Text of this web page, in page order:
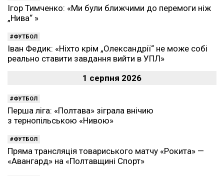
Ігор Тимченко: «Ми були ближчими до перемоги ніж
„Нива“ »
ФУТБОЛ
Іван Федик: «Ніхто крім „Олександрії“ не може собі
реально ставити завдання вийти в УПЛ»
1 серпня 2026
ФУТБОЛ
Перша ліга: «Полтава» зіграла внічию
з тернопільською «Нивою»
ФУТБОЛ
Пряма трансляція товариського матчу «Рокита» —
«Авангард» на «Полтавщині Спорт»